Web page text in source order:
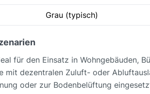
Grau (typisch)
für den Einsatz in Wohngebäuden,
dezentralen Zuluft- oder
oder zur Bodenbelüftung